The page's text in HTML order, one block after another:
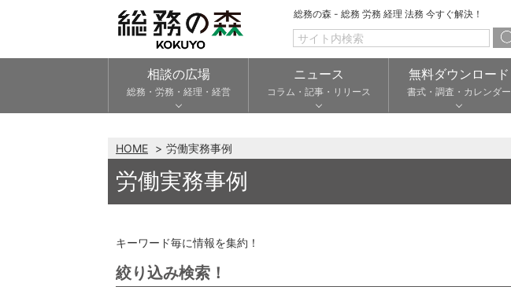
総務の森 - 総務 労務 経理 法務 今すぐ解決！
相談の広場
総務・労務・経理・経営
ニュース
コラム・記事・リリース
無料ダウンロード
書式・調査・カレンダー
HOME 労働実務事例
労働実務事例
キーワード毎に情報を集約！
絞り込み検索！